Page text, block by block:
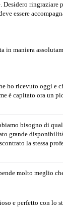
essere
maniera
ho ricevuto oggi e
è capitato ora un
bisogno di
grande
la stessa
molto meglio
e perfetto con lo